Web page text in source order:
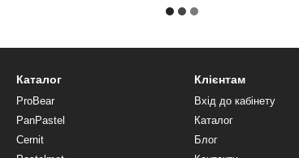
Каталог
ProBear
PanPastel
Cernit
Клієнтам
Вхід до кабінету
Каталог
Блог